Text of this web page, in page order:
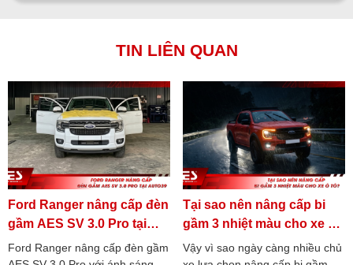
TIN LIÊN QUAN
Ford Ranger nâng cấp đèn
gầm AES SV 3.0 Pro tại
Auto39
Ford Ranger nâng cấp đèn gầm
Tại sao nên nâng cấp bi
gầm 3 nhiệt màu cho xe ô
tô?
Vậy vì sao ngày càng nhiều chủ